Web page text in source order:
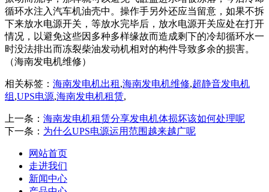
循环水注入汽车机油壳中。操作手另外还应当留意，如果不拆
下来放水电源开关，等放水完毕后，放水电源开关应处在打开
情况，以避免这些因多种多样缘故而造成剩下的冷却循环水一
时没法排出而冻裂柴油发动机相对的构件导致多余的损害。
（海南发电机维修）
相关标签： 海南发电机出租 ,海南发电机维修,超静音发电机
组 ,UPS电源,海南发电机租赁,
上一条： 海南发电机租赁分享发电机体损坏该如何处理呢
下一条： 为什么UPS电源运用范围越来越广呢
网站首页
走进我们
新闻中心